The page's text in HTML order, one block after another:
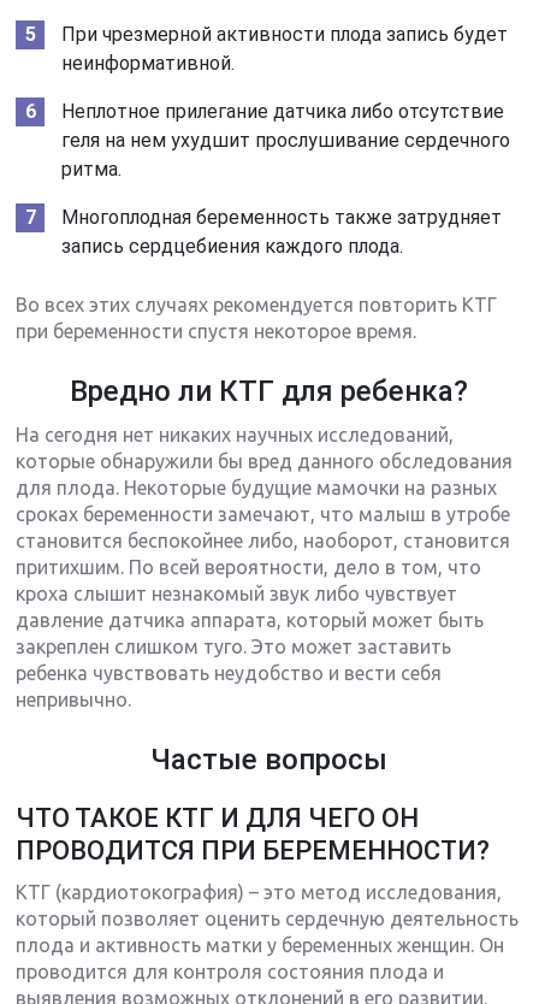
При чрезмерной активности плода запись будет
неинформативной.
Неплотное прилегание датчика либо отсутствие
геля на нем ухудшит прослушивание сердечного
ритма.
Многоплодная беременность также затрудняет
запись сердцебиения каждого плода.
Во всех этих случаях рекомендуется повторить КТГ
при беременности спустя некоторое время.
Вредно ли КТГ для ребенка?
На сегодня нет никаких научных исследований,
которые обнаружили бы вред данного обследования
для плода. Некоторые будущие мамочки на разных
сроках беременности замечают, что малыш в утробе
становится беспокойнее либо, наоборот, становится
притихшим. По всей вероятности, дело в том, что
кроха слышит незнакомый звук либо чувствует
давление датчика аппарата, который может быть
закреплен слишком туго. Это может заставить
ребенка чувствовать неудобство и вести себя
непривычно.
Частые вопросы
ЧТО ТАКОЕ КТГ И ДЛЯ ЧЕГО ОН
ПРОВОДИТСЯ ПРИ БЕРЕМЕННОСТИ?
КТГ (кардиотокография) – это метод исследования,
который позволяет оценить сердечную деятельность
плода и активность матки у беременных женщин. Он
проводится для контроля состояния плода и
выявления возможных отклонений в его развитии.